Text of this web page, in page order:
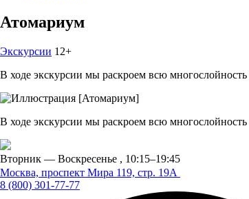
Атомариум
Экскурсии 12+
В ходе экскурсии мы раскроем всю
В ходе экскурсии мы раскроем всю
Вторник — Воскресенье , 10:15–19:45
Москва, проспект Мира 119, стр. 19А
8 (800) 301-77-77